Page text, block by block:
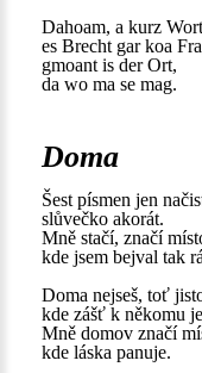
Dahoam, a kurz
es Brecht gar koa
gmoant is der Ort,
da wo ma se mag.
Doma
Šest písmen jen
slůvečko akorát.
Mně stačí, značí
kde jsem bejval tak
Doma nejseš, toť
kde zášť k někomu
Mně domov značí
kde láska panuje.